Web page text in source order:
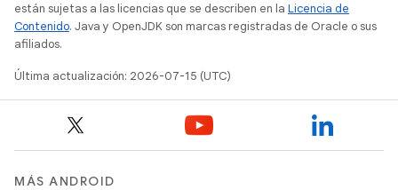
están sujetas a las licencias que se describen en la Licencia de
Contenido. Java y OpenJDK son marcas registradas de Oracle o sus
afiliados.
Última actualización: 2026-07-15 (UTC)
MÁS ANDROID